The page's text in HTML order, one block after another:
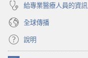
給專業醫療人員的資訊
全球傳播
說明